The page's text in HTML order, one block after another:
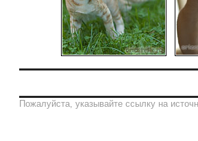
Пожалуйста, указывайте ссылку на